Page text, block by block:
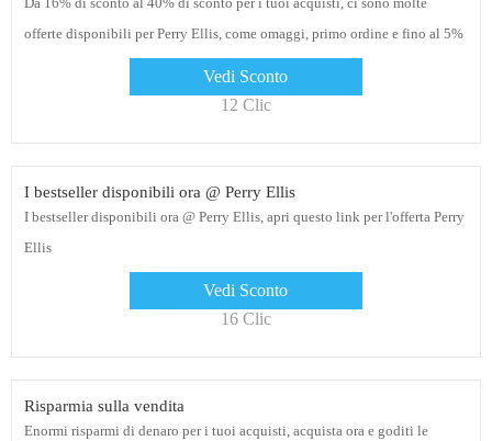
offerte disponibili per Perry Ellis, come omaggi, primo ordine e fino al 5%
Vedi Sconto
12 Clic
I bestseller disponibili ora @ Perry Ellis
I bestseller disponibili ora @ Perry Ellis, apri questo link per l'offerta Perry
Ellis
Vedi Sconto
16 Clic
Risparmia sulla vendita
Enormi risparmi di denaro per i tuoi acquisti, acquista ora e goditi le